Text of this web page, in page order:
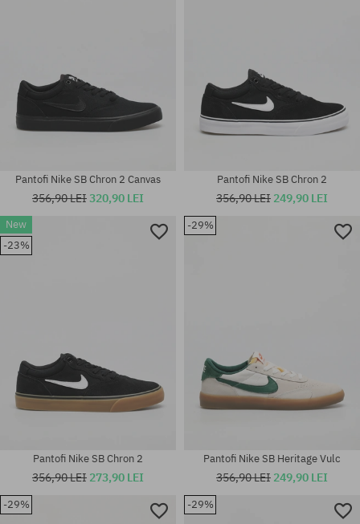
Mărimi existente:
Mărimi existente:
36.5; 37.5; 38; 38.5; 39; 40;
Mărimi existente:
Pantofi Nike SB Chron 2 Canvas
356,90 LEI320,90 LEI
Mărimi existente:
Pantofi Nike SB Chron 2
356,90 LEI 249,90 LEI
New
-23%
Pantofi Nike SB Chron 2
356,90 LEI 273,90 LEI
-29%
Pantofi Nike SB Heritage Vulc
356,90 LEI 249,90 LEI
-29% -29%